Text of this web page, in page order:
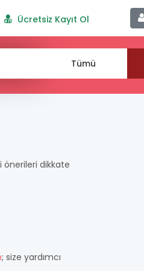
Ücretsiz Kayıt Ol
önerileri dikkate
; size yardımcı